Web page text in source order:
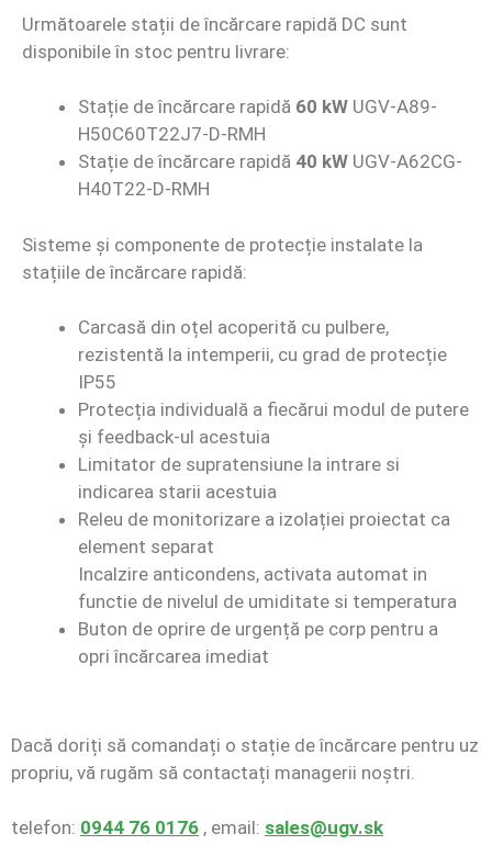
Următoarele stații de încărcare rapidă DC sunt
disponibile în stoc pentru livrare:
Stație de încărcare rapidă 60 kW UGV-A89-
H50C60T22J7-D-RMH
Stație de încărcare rapidă 40 kW UGV-A62CG-
H40T22-D-RMH
Sisteme și componente de protecție instalate la
stațiile de încărcare rapidă:
Carcasă din oțel acoperită cu pulbere,
rezistentă la intemperii, cu grad de protecție
IP55
Protecția individuală a fiecărui modul de putere
și feedback-ul acestuia
Limitator de supratensiune la intrare si
indicarea starii acestuia
Releu de monitorizare a izolației proiectat ca
element separat
Incalzire anticondens, activata automat in
functie de nivelul de umiditate si temperatura
Buton de oprire de urgență pe corp pentru a
opri încărcarea imediat
Dacă doriți să comandați o stație de încărcare pentru uz
propriu, vă rugăm să contactați managerii noștri.
telefon: 0944 76 0176 , email: sales@ugv.sk